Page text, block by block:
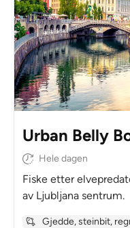
Urban Belly
Hele dagen
Fiske etter
av Ljubljana sentrum.
Gjedde, steinbit,